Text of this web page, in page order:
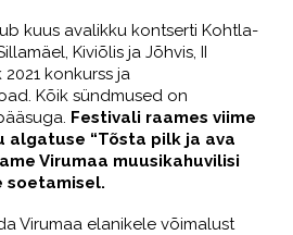
kuus avalikku kontserti Kohtla-
Kiviõlis ja Jõhvis, II
konkurss ja
Kõik sündmused on
Festivali raames viime
algatuse “Tõsta pilk ja ava
Virumaa muusikahuvilisi
soetamisel.
Virumaa elanikele võimalust